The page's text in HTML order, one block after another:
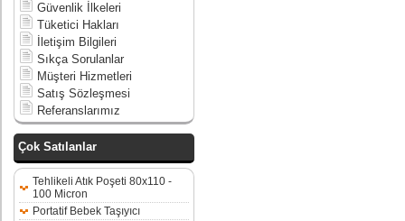
Güvenlik İlkeleri
Tüketici Hakları
İletişim Bilgileri
Sıkça Sorulanlar
Müşteri Hizmetleri
Satış Sözleşmesi
Referanslarımız
Çok Satılanlar
Tehlikeli Atık Poşeti 80x110 -
100 Micron
Portatif Bebek Taşıyıcı